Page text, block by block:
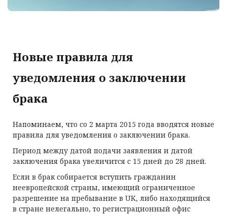
Новые правила для
уведомления о заключении
брака
Напоминаем, что со 2 марта 2015 года вводятся новые
правила для уведомления о заключении брака.
Период между датой подачи заявления и датой
заключения брака увеличится с 15 дней до 28 дней.
Если в брак собирается вступить гражданин
неевропейской страны, имеющий ограниченное
разрешение на пребывание в UK, либо находящийся
в стране нелегально, то регистрационный офис